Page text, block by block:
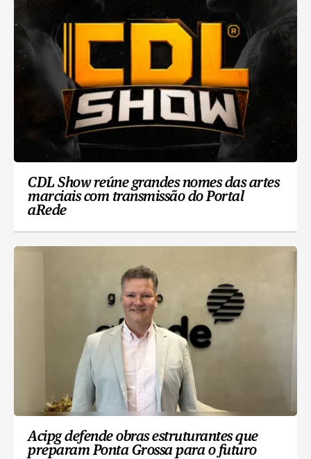
CDL Show reúne grandes nomes das artes
marciais com transmissão do Portal
aRede
Acipg defende obras estruturantes que
preparam Ponta Grossa para o futuro